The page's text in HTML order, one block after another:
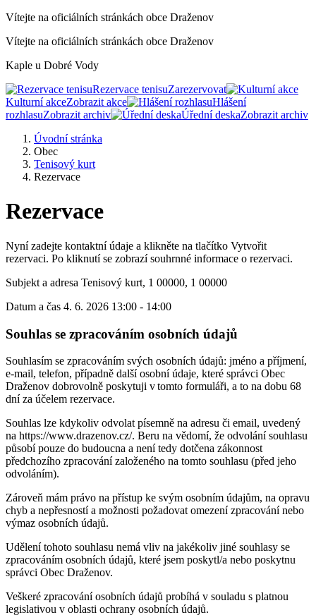
Vítejte na oficiálních stránkách obce Draženov
Vítejte na oficiálních stránkách obce Draženov
Kaple u Dobré Vody
Rezervace tenisuZarezervovat
Kulturní akceZobrazit akce
Hlášení
rozhlasuZobrazit archiv Úřední deskaZobrazit archiv
Úvodní stránka
Obec
Tenisový kurt
Rezervace
Rezervace
Nyní zadejte kontaktní údaje a klikněte na tlačítko Vytvořit
rezervaci. Po kliknutí se zobrazí souhrnné informace o rezervaci.
Subjekt a adresa Tenisový kurt, 1 00000, 1 00000
Datum a čas 4. 6. 2026 13:00 - 14:00
Souhlas se zpracováním osobních údajů
Souhlasím se zpracováním svých osobních údajů: jméno a příjmení,
e-mail, telefon, případně další osobní údaje, které správci Obec
Draženov dobrovolně poskytuji v tomto formuláři, a to na dobu 68
dní za účelem rezervace.
Souhlas lze kdykoliv odvolat písemně na adresu či email, uvedený
na https://www.drazenov.cz/. Beru na vědomí, že odvolání souhlasu
působí pouze do budoucna a není tedy dotčena zákonnost
předchozího zpracování založeného na tomto souhlasu (před jeho
odvoláním).
Zároveň mám právo na přístup ke svým osobním údajům, na opravu
chyb a nepřesností a možnosti požadovat omezení zpracování nebo
výmaz osobních údajů.
Udělení tohoto souhlasu nemá vliv na jakékoliv jiné souhlasy se
zpracováním osobních údajů, které jsem poskytl/a nebo poskytnu
správci Obec Draženov.
Veškeré zpracování osobních údajů probíhá v souladu s platnou
legislativou v oblasti ochrany osobních údajů.